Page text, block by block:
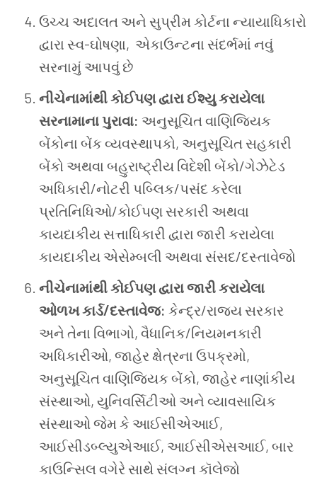
ઉચ્ચ અદાલત અને સુપ્રીમકોર્ટના ન્યાયાધિકારો
દ્વારા સ્વ-ઘોષણા, એકાઉન્ટના સંદર્ભમાં નવું
સરનામું આપવું છે
નીચેનામાંથીકોઈપણદ્વારાઈશ્યુકરાયેલા
સરનામાનાપુરાવા: અનુસૂચિતવાણિજ્યિક
બેંકોના બેંકવ્યવસ્થાપકો, અનુસૂચિત સહકારી
બેંકો અથવા બહુરાષ્ટ્રીય વિદેશી બેંકો/ગેઝેટેડ
અધિકારી/નોટરી પબ્લિક/પસંદકરેલા
પ્રતિનિધિઓ/કોઈપણ સરકારી અથવા
કાયદાકીય સત્તાધિકારી દ્વારા જારી કરાયેલા
કાયદાકીય એસેમ્બલી અથવા સંસદ/દસ્તાવેજો
નીચેનામાંથીકોઈપણદ્વારાજારીકરાયેલા
ઓળખકાર્ડ/દસ્તાવેજ: કેન્દ્ર/રાજ્ય સરકાર
અને તેના વિભાગો, વૈધાનિક/નિયમનકારી
અધિકારીઓ, જાહેર ક્ષેત્રના ઉપક્રમો,
અનુસૂચિતવાણિજ્યિકબેંકો, જાહેરનાણાંકીય
સંસ્થાઓ, યુનિવર્સિટીઓ અને વ્યાવસાયિક
સંસ્થાઓજેમકે આઈસીએઆઈ,
આઈસીડબ્લ્યુએઆઈ, આઈસીએસઆઈ, બાર
કાઉન્સિલવગેરે સાથે સંલગ્ન કૉલેજો